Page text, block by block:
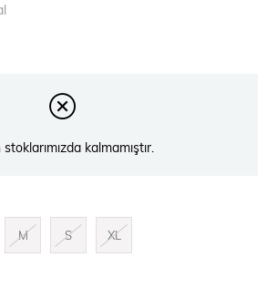
kalmamıştır.
M S XL